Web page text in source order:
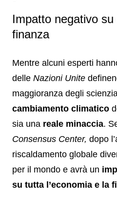
Impatto negativo
finanza
Mentre alcuni esperti
delle Nazioni Unite
maggioranza degli
cambiamento climatico
sia una reale minaccia.
Consensus Center, dopo
riscaldamento globale
per il mondo e avrà un
su tutta l’economia e la